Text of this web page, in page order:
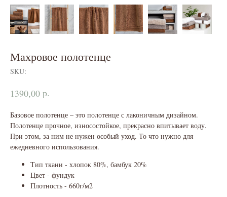
Махровое полотенце
SKU:
1390,00 р.
Базовое полотенце – это полотенце с лаконичным дизайном.
Полотенце прочное, износостойкое, прекрасно впитывает воду.
При этом, за ним не нужен особый уход. То что нужно для
ежедневного использования.
Тип ткани - хлопок 80%, бамбук 20%
Цвет - фундук
Плотность - 660г/м2